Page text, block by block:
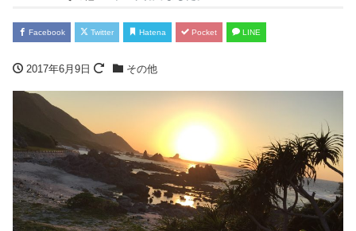
Facebook Twitter Hatena Pocket LINE
2017年6月9日 その他